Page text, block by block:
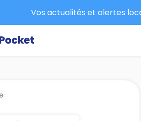
Vos actualités et alertes